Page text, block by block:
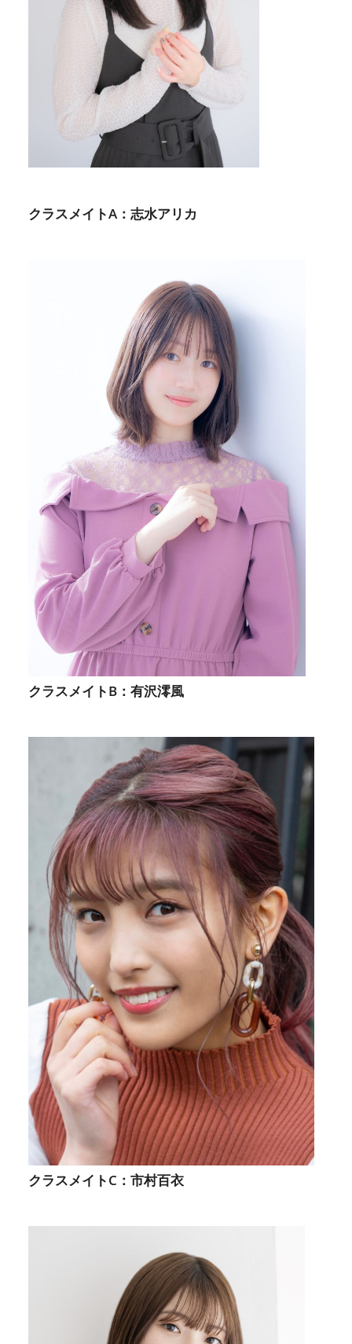
クラスメイトA：志水アリカ
クラスメイトB：有沢澪風
クラスメイトC：市村百衣